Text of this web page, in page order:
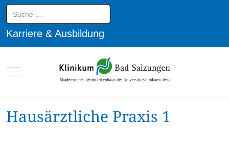
Suchen
Karriere & Ausbildung
Mobile Menu Toggle
Hausärztliche Praxis 1